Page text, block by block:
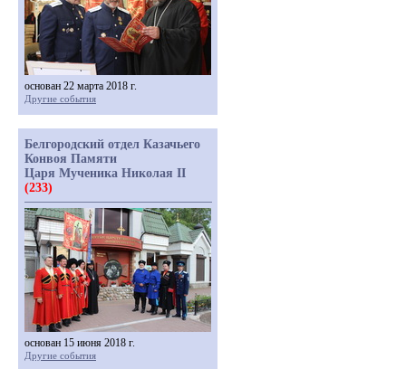
основан 22 марта 2018 г.
Другие события
Белгородский отдел Казачьего
Конвоя Памяти
Царя Мученика Николая II
(233)
основан 15 июня 2018 г.
Другие события